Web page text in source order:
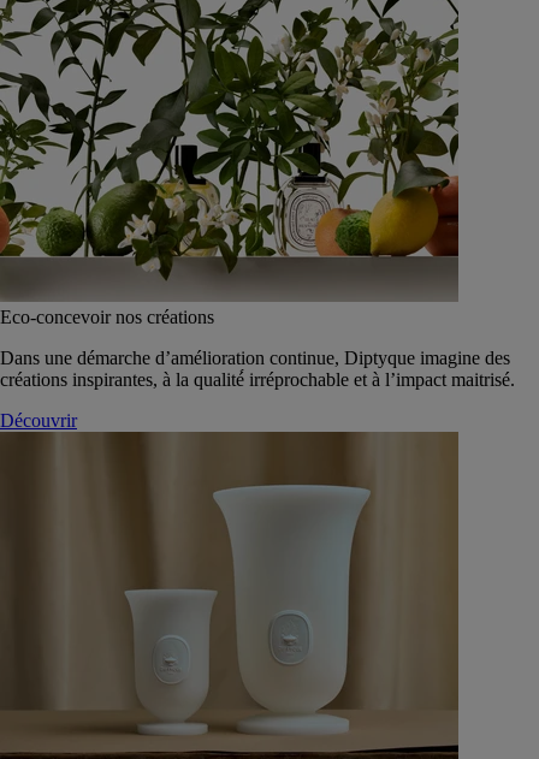
Eco-concevoir nos créations
Dans une démarche d’amélioration continue, Diptyque imagine des
créations inspirantes, à la qualité́ irréprochable et à l’impact maitrisé.
Découvrir